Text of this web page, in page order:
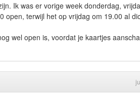
Ik was er vorige week donderdag,
open, terwijl het op vrijdag om 19.00 al
wel open is, voordat je kaartjes